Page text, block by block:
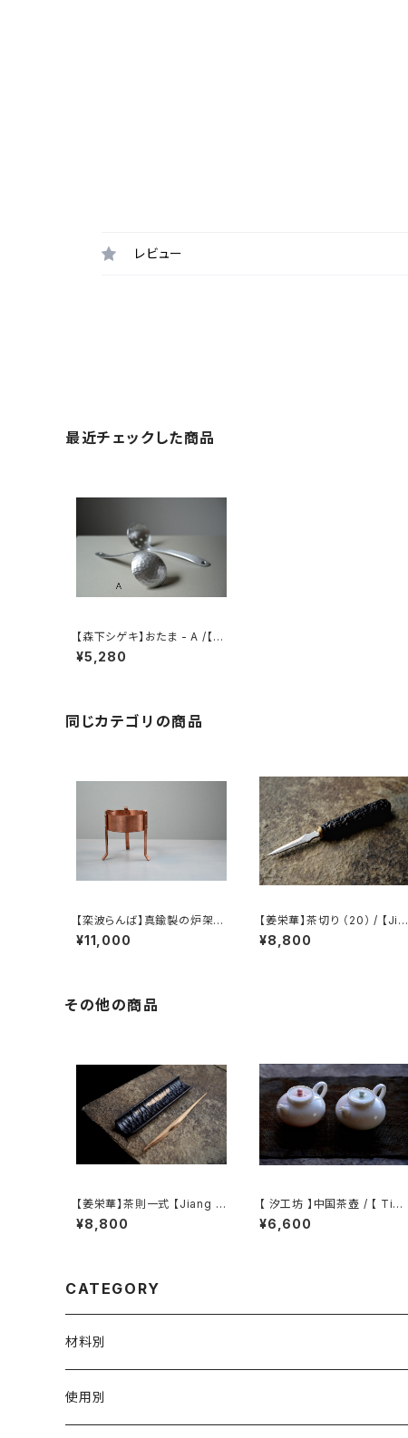
レビュー
最近チェックした商品
【森下シゲキ】おたま - A /【S
higeki Morishita】Ladle -
A
¥5,280
同じカテゴリの商品
【栾波らんば】真鍮製の炉架 /
【Bo Luan】Brass Trivet
¥11,000
【姜栄華】茶切り （20） / 【Jia
ng Ronghua】Tea knife（2
0）
¥8,800
その他の商品
【姜栄華】茶則一式 【Jiang R
onghua】A complete tea t
ray set
¥8,800
【 汐工坊 】中国茶壺 / 【 Tida
l Atelier 】Chinese teapot
¥6,600
CATEGORY
材料別
陶磁器
使用別